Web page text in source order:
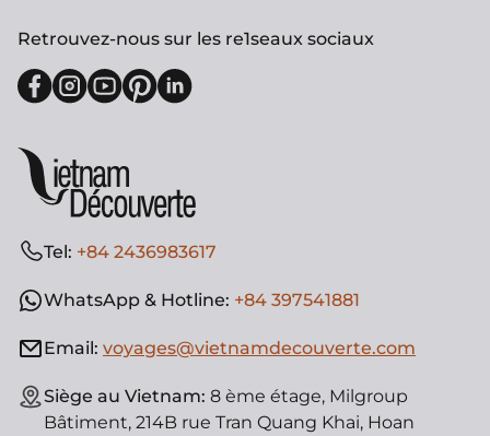
Tel: +84 2436983617
WhatsApp & Hotline: +84 397541881
Email: voyages@vietnamdecouverte.com
Siège au Vietnam: 8 ème étage, Milgroup
Bâtiment, 214B rue Tran Quang Khai, Hoan
Retrouvez-nous sur les re1seaux sociaux